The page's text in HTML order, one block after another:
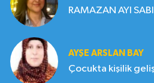
RAMAZAN AYI
AYŞE ARSLAN BAY
Çocukta kişilik